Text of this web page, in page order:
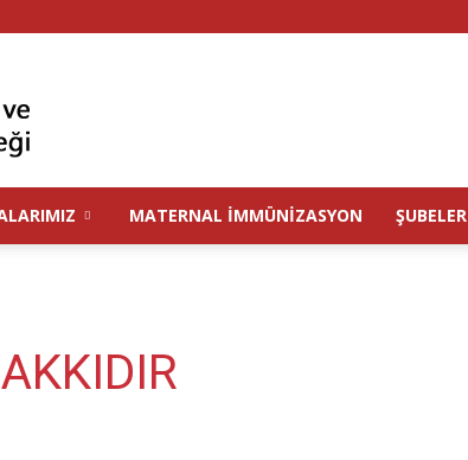
MATERNAL İMMÜNIZASYON ŞUBELER